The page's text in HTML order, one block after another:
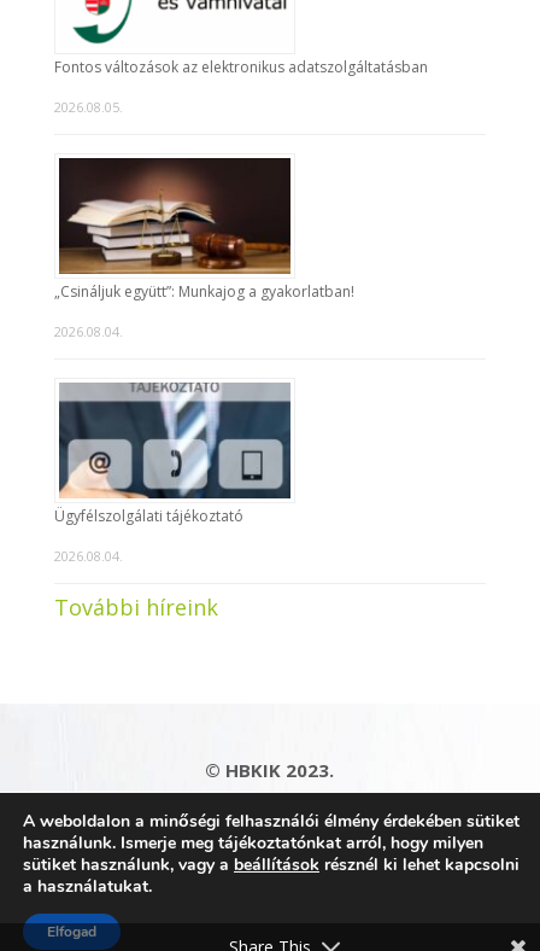
Fontos változások az elektronikus adatszolgáltatásban
2026.08.05.
„Csináljuk együtt”: Munkajog a gyakorlatban!
2026.08.04.
Ügyfélszolgálati tájékoztató
2026.08.04.
További híreink
© HBKIK 2023.
Adatkezelési tájékoztató|Impresszum|
Kapcsolat|Honlaptérkép
A weboldalon a minőségi felhasználói élmény érdekében sütiket
használunk. Ismerje meg tájékoztatónkat arról, hogy milyen
sütiket használunk, vagy a beállítások résznél ki lehet kapcsolni
a használatukat.
Elfogad